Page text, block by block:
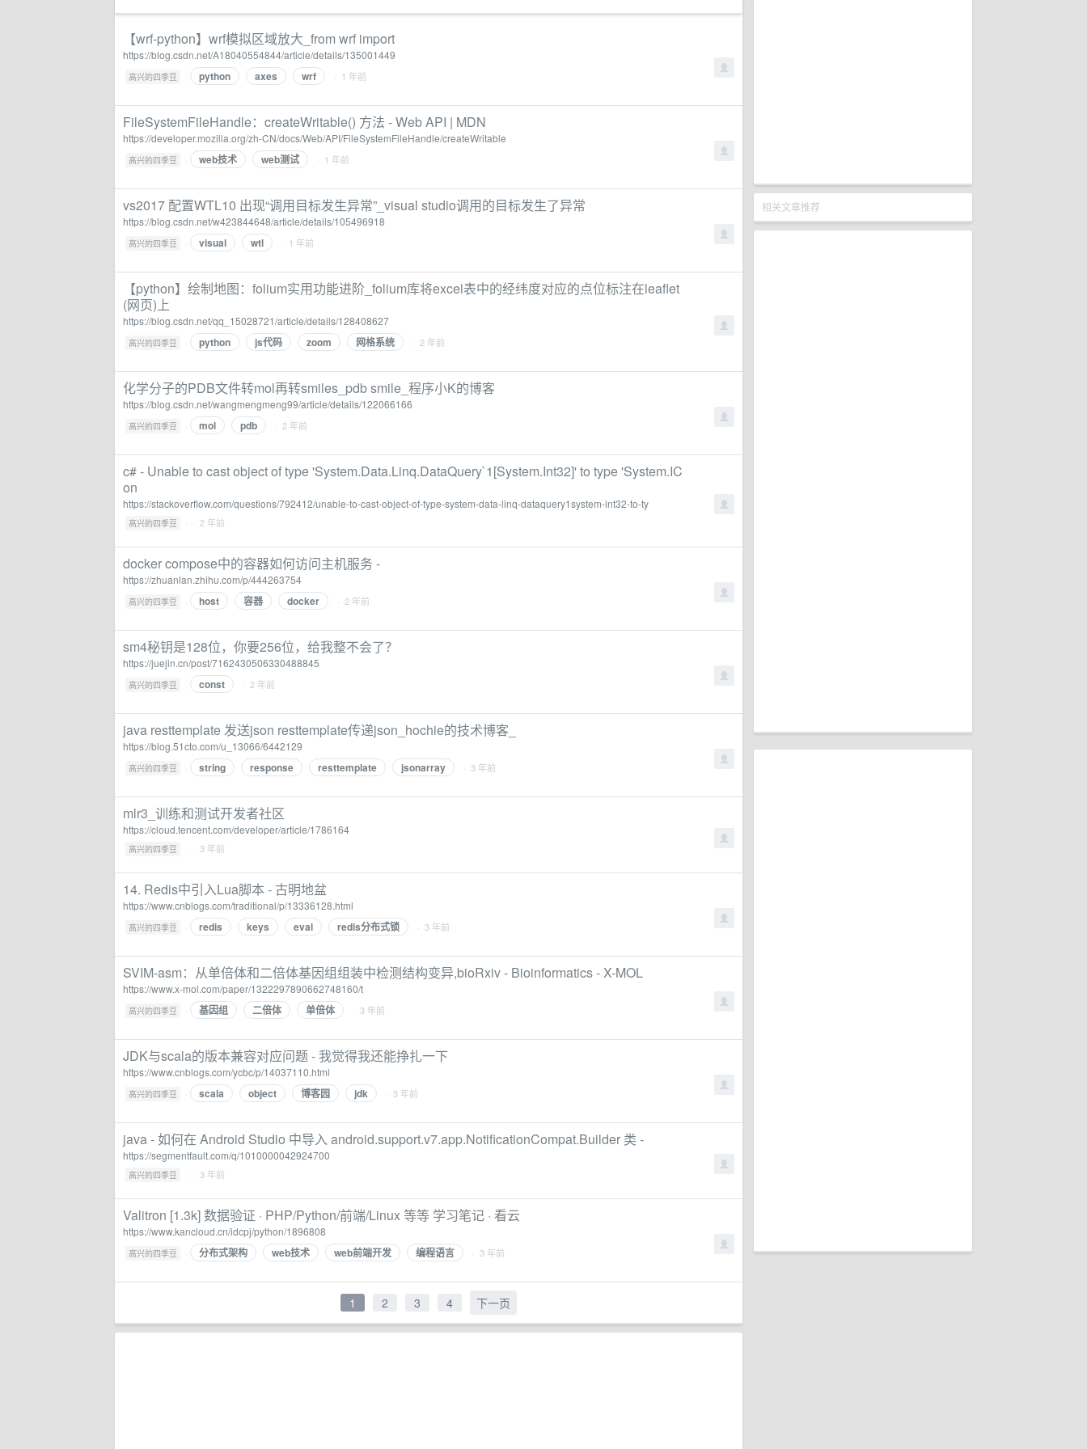
相关文章推荐
【wrf-python】wrf模拟区域放大_from wrf import
https://blog.csdn.net/A18040554844/article/details/135001449
高兴的四季豆 · python axes wrf · 1 年前
FileSystemFileHandle：createWritable() 方法 - Web API | MDN
https://developer.mozilla.org/zh-CN/docs/Web/API/FileSystemFileHandle/createWritable
高兴的四季豆 · web技术 web测试 · 1 年前
vs2017 配置WTL10 出现“调用目标发生异常”_visual studio调用的目标发生了异常
https://blog.csdn.net/w423844648/article/details/105496918
高兴的四季豆 · visual wtl · 1 年前
【python】绘制地图：folium实用功能进阶_folium库将excel表中的经纬度对应的点位标注在leaflet
(网页)上
https://blog.csdn.net/qq_15028721/article/details/128408627
高兴的四季豆 · python js代码 zoom 网格系统 · 2 年前
化学分子的PDB文件转mol再转smiles_pdb smile_程序小K的博客
https://blog.csdn.net/wangmengmeng99/article/details/122066166
高兴的四季豆 · mol pdb · 2 年前
c# - Unable to cast object of type 'System.Data.Linq.DataQuery`1[System.Int32]' to type 'System.IC
on
https://stackoverflow.com/questions/792412/unable-to-cast-object-of-type-system-data-linq-dataquery1system-int32-to-ty
高兴的四季豆 · · 2 年前
docker compose中的容器如何访问主机服务 -
https://zhuanlan.zhihu.com/p/444263754
高兴的四季豆 · host 容器 docker · 2 年前
sm4秘钥是128位，你要256位，给我整不会了？
https://juejin.cn/post/7162430506330488845
高兴的四季豆 · const · 2 年前
java resttemplate 发送json resttemplate传递json_hochie的技术博客_
https://blog.51cto.com/u_13066/6442129
高兴的四季豆 · string response resttemplate jsonarray · 3 年前
mlr3_训练和测试开发者社区
https://cloud.tencent.com/developer/article/1786164
高兴的四季豆 · · 3 年前
14. Redis中引入Lua脚本 - 古明地盆
https://www.cnblogs.com/traditional/p/13336128.html
高兴的四季豆 · redis keys eval redis分布式锁 · 3 年前
SVIM-asm：从单倍体和二倍体基因组组装中检测结构变异,bioRxiv - Bioinformatics - X-MOL
https://www.x-mol.com/paper/1322297890662748160/t
高兴的四季豆 · 基因组 二倍体 单倍体 · 3 年前
JDK与scala的版本兼容对应问题 - 我觉得我还能挣扎一下
https://www.cnblogs.com/ycbc/p/14037110.html
高兴的四季豆 · scala object 博客园 jdk · 3 年前
java - 如何在 Android Studio 中导入 android.support.v7.app.NotificationCompat.Builder 类 -
https://segmentfault.com/q/1010000042924700
高兴的四季豆 · · 3 年前
Valitron [1.3k] 数据验证 · PHP/Python/前端/Linux 等等 学习笔记 · 看云
https://www.kancloud.cn/idcpj/python/1896808
高兴的四季豆 · 分布式架构 web技术 web前端开发 编程语言 · 3 年前
1 2 3 4 下一页